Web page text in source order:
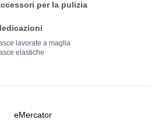
per la pulizia
lavorate a maglia
elastiche
eMercator